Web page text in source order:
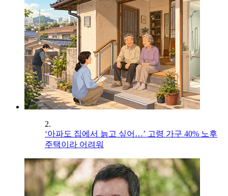
2.
‘아파도 집에서 늙고 싶어…’ 고령 가구 40% 노후
주택이라 어려워